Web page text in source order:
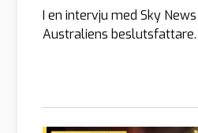
I en intervju med Sky
Australiens beslutsfattare.